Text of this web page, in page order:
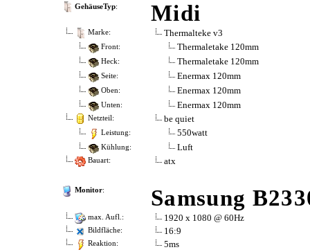
GehäuseTyp: Midi
Marke: Thermalteke v3
Front: Thermaletake 120mm
Heck: Thermaletake 120mm
Seite: Enermax 120mm
Oben: Enermax 120mm
Unten: Enermax 120mm
Netzteil: be quiet
Leistung: 550watt
Kühlung: Luft
Bauart: atx
Monitor: Samsung
max. Aufl.: 1920 x 1080 @ 60Hz
Bildfläche: 16:9
Reaktion: 5ms